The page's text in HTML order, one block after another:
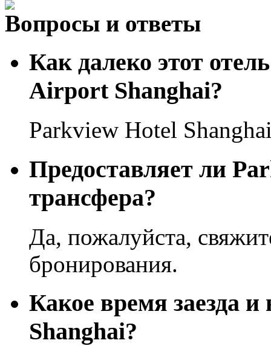
Вопросы и ответы
Как далеко этот
Airport Shanghai?
Parkview Hotel
Предоставляет ли
трансфера?
Да, пожалуйста,
бронирования.
Какое время заезда
Shanghai?